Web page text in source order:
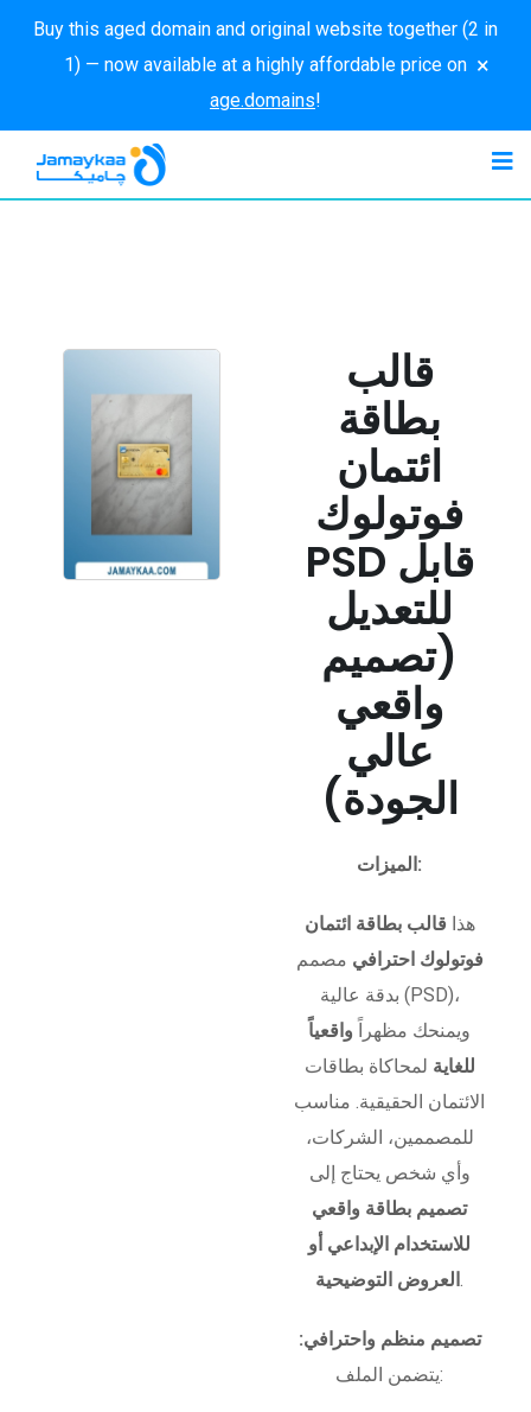
Buy this aged domain and original website together (2 in
1) — now available at a highly affordable price on
age.domains!
×
قالب
بطاقة
ائتمان
فوتولوك
PSD قابل
للتعديل
(تصميم
واقعي
عالي
الجودة)
الميزات:
هذا قالب بطاقة ائتمان
فوتولوك احترافي مصمم
بدقة عالية (PSD)،
ويمنحك مظهراً واقعياً
للغاية لمحاكاة بطاقات
الائتمان الحقيقية. مناسب
للمصممين، الشركات،
وأي شخص يحتاج إلى
تصميم بطاقة واقعي
للاستخدام الإبداعي أو
العروض التوضيحية .
تصميم منظم واحترافي:
يتضمن الملف: